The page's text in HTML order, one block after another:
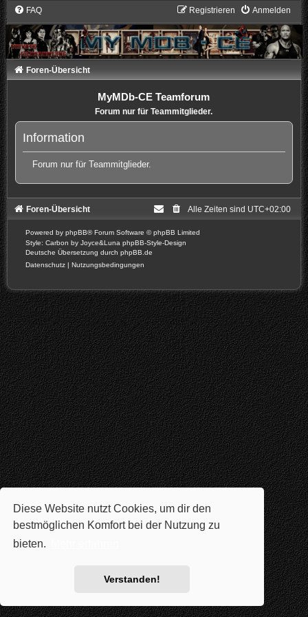
Diese Website nutzt Cookies, um dir den
bestmöglichen Komfort bei der Nutzung zu
bieten.
Verstanden!
FAQ Anmelden
Registrieren
Foren-Übersicht
MyMDb-CE Teamforum
Forum nur für Teammitglieder.
Information
Forum nur für Teammitglieder.
Foren-Übersicht Alle Zeiten sind UTC+02:00
Powered by phpBB® Forum Software © phpBB Limited
Style: Carbon by Joyce&Luna phpBB-Style-Design
Deutsche Übersetzung durch phpBB.de
Datenschutz | Nutzungsbedingungen